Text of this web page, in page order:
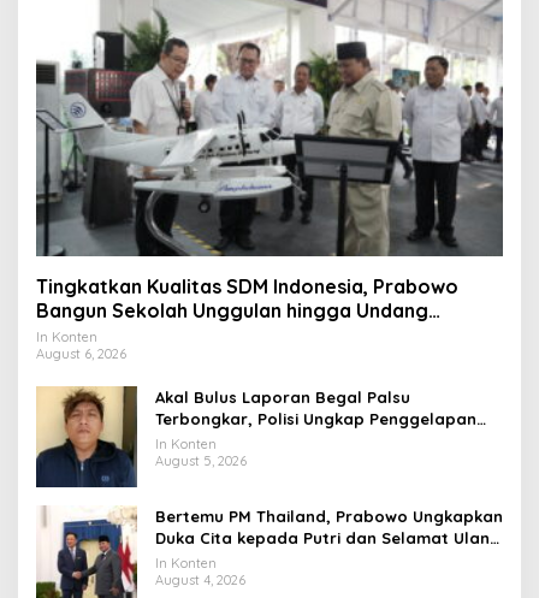
Tingkatkan Kualitas SDM Indonesia, Prabowo
Bangun Sekolah Unggulan hingga Undang
Universitas Terbaik Dunia
In Konten
August 6, 2026
Akal Bulus Laporan Begal Palsu
Terbongkar, Polisi Ungkap Penggelapan
Uang Perusahaan untuk Crypto
In Konten
August 5, 2026
Bertemu PM Thailand, Prabowo Ungkapkan
Duka Cita kepada Putri dan Selamat Ulang
Tahun ke Raja Thailand
In Konten
August 4, 2026